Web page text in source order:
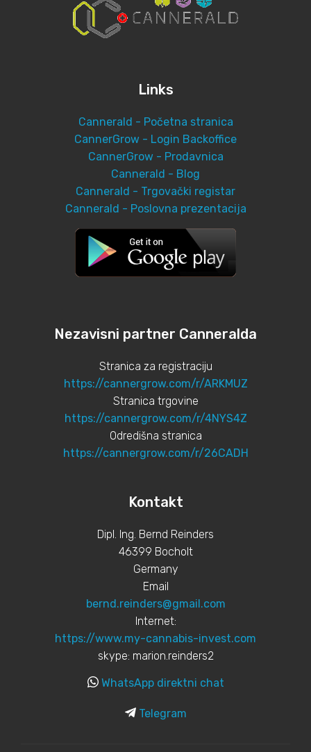
Links
Cannerald - Početna stranica
CannerGrow - Login Backoffice
CannerGrow - Prodavnica
Cannerald - Blog
Cannerald - Trgovački registar
Cannerald - Poslovna prezentacija
Nezavisni partner Canneralda
Stranica za registraciju
https://cannergrow.com/r/ARKMUZ
Stranica trgovine
https://cannergrow.com/r/4NYS4Z
Odredišna stranica
https://cannergrow.com/r/26CADH
Kontakt
Dipl. Ing. Bernd Reinders
46399 Bocholt
Germany
Email
bernd.reinders@gmail.com
Internet:
https://www.my-cannabis-invest.com
skype: marion.reinders2
WhatsApp direktni chat
Telegram